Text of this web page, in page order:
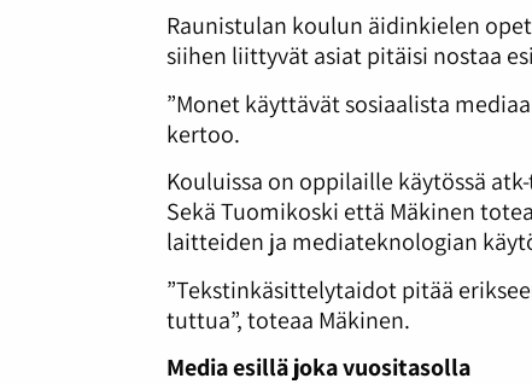
Raunistulan koulun äidinkielen
siihen liittyvät asiat pitäisi nostaa
”Monet käyttävät sosiaalista
kertoo.
Kouluissa on oppilaille käytössä
Sekä Tuomikoski että Mäkinen
laitteiden ja mediateknologian
”Tekstinkäsittelytaidot pitää
tuttua”, toteaa Mäkinen.
Media esillä joka vuositasolla